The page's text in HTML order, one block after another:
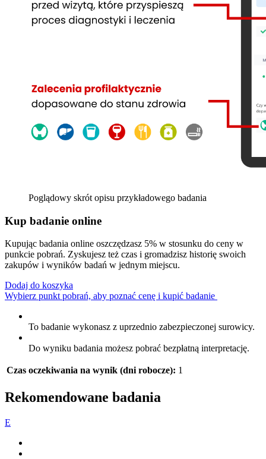
Poglądowy skrót opisu przykładowego badania
Kup badanie online
Kupując badania online oszczędzasz 5% w stosunku do ceny w
punkcie pobrań. Zyskujesz też czas i gromadzisz historię swoich
zakupów i wyników badań w jednym miejscu.
Dodaj do koszyka
Wybierz punkt pobrań, aby poznać cenę i kupić badanie
To badanie wykonasz z uprzednio zabezpieczonej surowicy.
Do wyniku badania możesz pobrać bezpłatną interpretację.
Czas oczekiwania na wynik (dni robocze): 1
Rekomendowane badania
E